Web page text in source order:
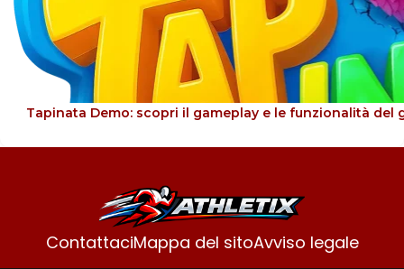
Tapinata Demo: scopri il gameplay e le funzionalità del
ContattaciMappa del sitoAvviso legale